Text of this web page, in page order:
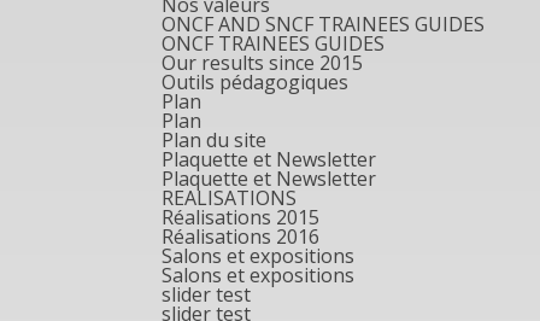
ONCF AND SNCF TRAINEES GUIDES
ONCF TRAINEES GUIDES
Our results since 2015
Outils pédagogiques
Plan
Plan
Plan du site
Plaquette et Newsletter
Plaquette et Newsletter
REALISATIONS
Réalisations 2015
Réalisations 2016
Salons et expositions
Salons et expositions
slider test
slider test